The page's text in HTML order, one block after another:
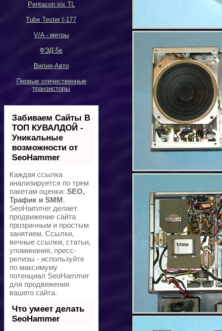
Pentacon six TL
Tube Tester I-177
V/A - метры
ФЭД-5в
Вилия-Авто
Первые отечественные
транзисторы
Забиваем Сайты В
ТОП КУВАЛДОЙ -
Уникальные
возможности от
SeoHammer
Каждая ссылка
анализируется по трем
пакетам оценки: SEO,
Трафик и SMM.
SeoHammer делает
продвижение сайта
прозрачным и простым
занятием. Ссылки,
вечные ссылки, статьи,
упоминания, пресс-
релизы - используйте
по максимуму
потенциал SeoHammer
для продвижения
вашего сайта.
Что умеет делать
SeoHammer